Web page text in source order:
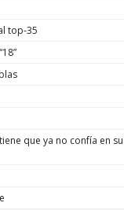
top-35
que ya no confía en su